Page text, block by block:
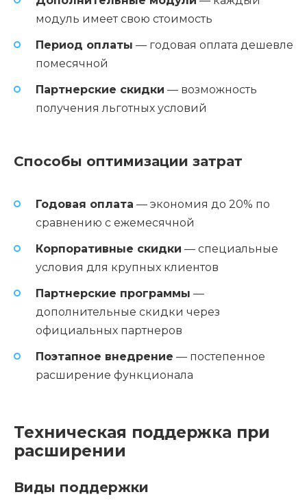
модуль имеет свою стоимость
Период оплаты — годовая оплата дешевле
помесячной
Партнерские скидки — возможность
получения льготных условий
Способы оптимизации затрат
Годовая оплата — экономия до 20% по
сравнению с ежемесячной
Корпоративные скидки — специальные
условия для крупных клиентов
Партнерские программы —
дополнительные скидки через
официальных партнеров
Поэтапное внедрение — постепенное
расширение функционала
Техническая поддержка при
расширении
Виды поддержки